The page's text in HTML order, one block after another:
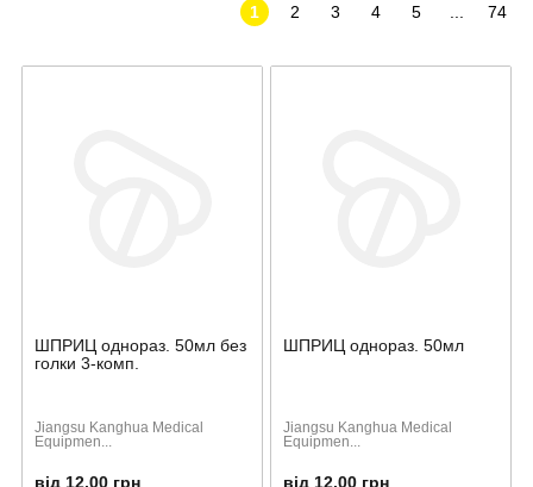
1 2 3 4 5 74
ШПРИЦ однораз. 50мл без
голки 3-комп.
Jiangsu Kanghua Medical
Equipmen...
від 12.00 грн
ШПРИЦ однораз. 50мл
Jiangsu Kanghua Medical
Equipmen...
від 12.00 грн